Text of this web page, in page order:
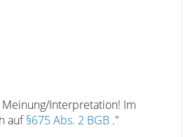
Interpretation! Im
auf§675 Abs. 2 BGB."